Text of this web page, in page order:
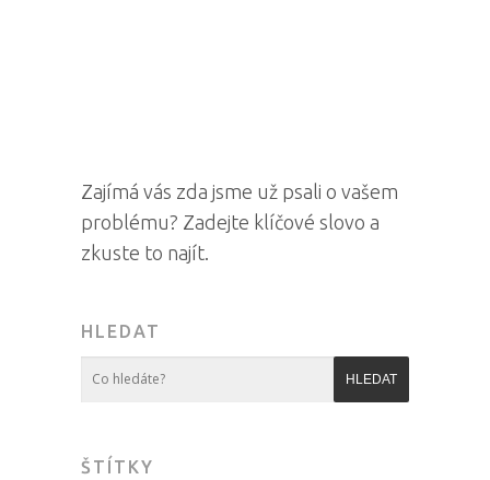
Zajímá vás zda jsme už psali o vašem
problému? Zadejte klíčové slovo a
zkuste to najít.
HLEDAT
ŠTÍTKY